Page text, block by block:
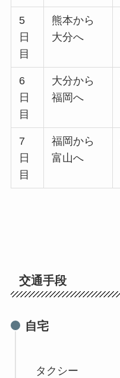
5
日
目
熊本から
大分へ
6
日
目
大分から
福岡へ
7
日
目
福岡から
富山へ
交通手段
自宅
タクシー